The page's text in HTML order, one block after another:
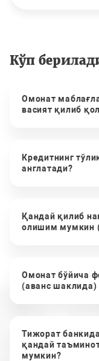
Кўп
Омонат
васият қилиб
Кредитнинг
англатади?
Қандай қилиб
олишим мумкин
Омонат бўйича
(аванс
Тижорат
қандай
мумкин?